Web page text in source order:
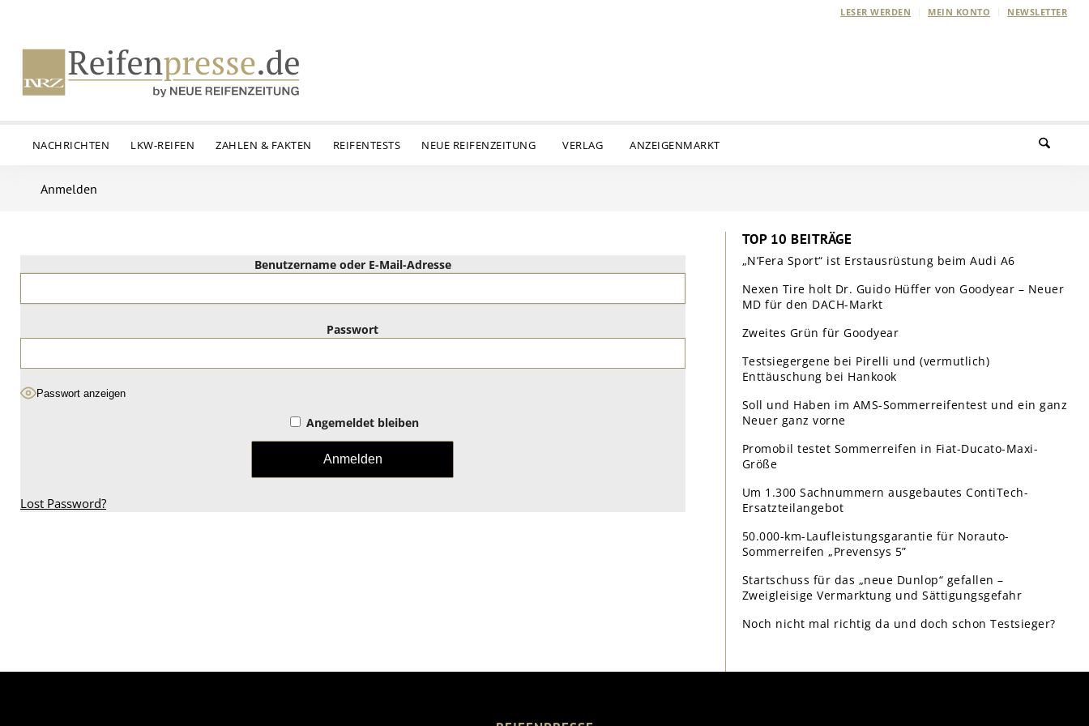
LESER WERDEN MEIN KONTO NEWSLETTER
NACHRICHTEN LKW-REIFEN ZAHLEN & FAKTEN REIFENTESTS NEUE REIFENZEITUNG VERLAG ANZEIGENMARKT
Anmelden
Benutzername oder E-Mail-Adresse
Passwort
Passwort anzeigen
Angemeldet bleiben
Lost Password?
TOP 10 BEITRÄGE
„N’Fera Sport“ ist Erstausrüstung beim Audi A6
Nexen Tire holt Dr. Guido Hüffer von Goodyear – Neuer
MD für den DACH-Markt
Zweites Grün für Goodyear
Testsiegergene bei Pirelli und (vermutlich)
Enttäuschung bei Hankook
Soll und Haben im AMS-Sommerreifentest und ein ganz
Neuer ganz vorne
Promobil testet Sommerreifen in Fiat-Ducato-Maxi-
Größe
Um 1.300 Sachnummern ausgebautes ContiTech-
Ersatzteilangebot
50.000-km-Laufleistungsgarantie für Norauto-
Sommerreifen „Prevensys 5”
Startschuss für das „neue Dunlop“ gefallen –
Zweigleisige Vermarktung und Sättigungsgefahr
Noch nicht mal richtig da und doch schon Testsieger?